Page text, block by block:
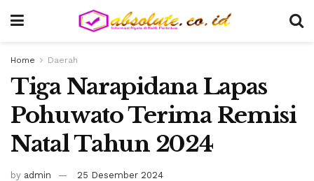
Home Daerah
Tiga Narapidana Lapas
Pohuwato Terima Remisi
Natal Tahun 2024
by admin 25 Desember 2024